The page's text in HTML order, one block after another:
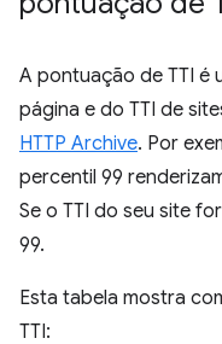
A pontuação de TTI é
página e do TTI de
HTTP Archive. Por
percentil 99
Se o TTI do seu site
99.
Esta tabela mostra
TTI: